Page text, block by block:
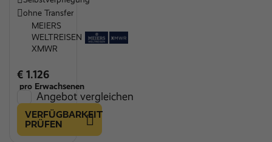
ohne Transfer
MEIERS
WELTREISEN
XMWR
€ 1.126
pro Erwachsenen
Angebot vergleichen
VERFÜGBARKEIT
PRÜFEN